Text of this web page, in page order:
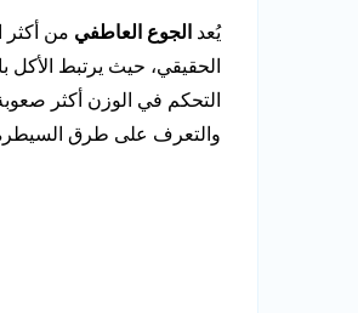
يُعد الجوع العاطفي من أكثر
الحقيقي، حيث يرتبط الأكل
التحكم في الوزن أكثر
والتعرف على طرق